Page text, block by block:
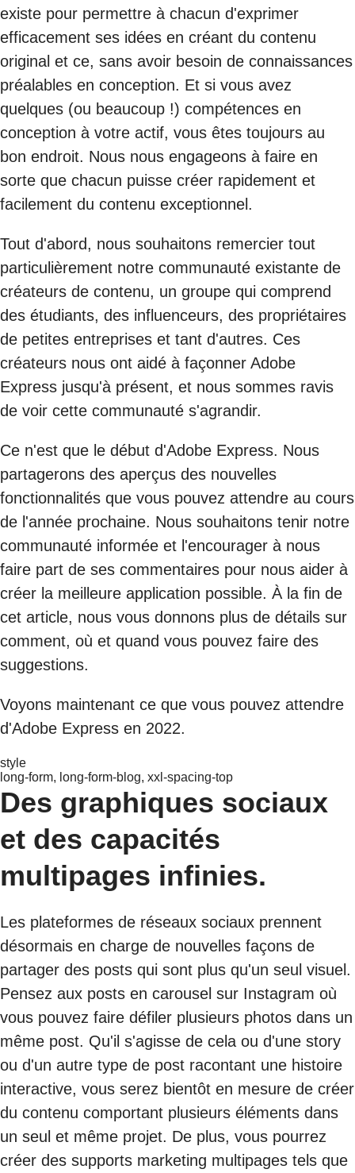
existe pour permettre à chacun d'exprimer
efficacement ses idées en créant du contenu
original et ce, sans avoir besoin de connaissances
préalables en conception. Et si vous avez
quelques (ou beaucoup !) compétences en
conception à votre actif, vous êtes toujours au
bon endroit. Nous nous engageons à faire en
sorte que chacun puisse créer rapidement et
facilement du contenu exceptionnel.
Tout d'abord, nous souhaitons remercier tout
particulièrement notre communauté existante de
créateurs de contenu, un groupe qui comprend
des étudiants, des influenceurs, des propriétaires
de petites entreprises et tant d'autres. Ces
créateurs nous ont aidé à façonner Adobe
Express jusqu'à présent, et nous sommes ravis
de voir cette communauté s'agrandir.
Ce n'est que le début d'Adobe Express. Nous
partagerons des aperçus des nouvelles
fonctionnalités que vous pouvez attendre au cours
de l'année prochaine. Nous souhaitons tenir notre
communauté informée et l'encourager à nous
faire part de ses commentaires pour nous aider à
créer la meilleure application possible. À la fin de
cet article, nous vous donnons plus de détails sur
comment, où et quand vous pouvez faire des
suggestions.
Voyons maintenant ce que vous pouvez attendre
d'Adobe Express en 2022.
style
long-form, long-form-blog, xxl-spacing-top
Des graphiques sociaux
et des capacités
multipages infinies.
Les plateformes de réseaux sociaux prennent
désormais en charge de nouvelles façons de
partager des posts qui sont plus qu'un seul visuel.
Pensez aux posts en carousel sur Instagram où
vous pouvez faire défiler plusieurs photos dans un
même post. Qu'il s'agisse de cela ou d'une story
ou d'un autre type de post racontant une histoire
interactive, vous serez bientôt en mesure de créer
du contenu comportant plusieurs éléments dans
un seul et même projet. De plus, vous pourrez
créer des supports marketing multipages tels que